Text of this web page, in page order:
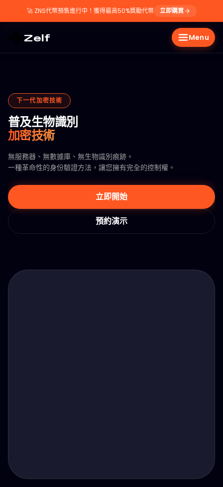
🚀 ZNS代幣預售進行中！獲得最高50%獎勵代幣 立即購買
Zelf Menu
下一代加密技術
普及生物識別
加密技術
無服務器、無數據庫、無生物識別痕跡。
一種革命性的身份驗證方法，讓您擁有完全的控制權。
立即開始
預約演示